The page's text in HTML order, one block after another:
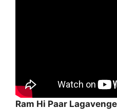
Ram Hi Paar